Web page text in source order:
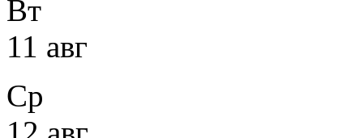
Вт
11 авг
Ср